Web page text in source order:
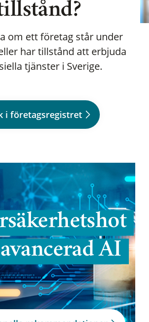
om ett företag står under
har tillstånd att erbjuda
tjänster i Sverige.
i företagsregistret
AI